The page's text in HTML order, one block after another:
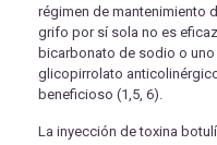
régimen de mantenimiento
grifo por sí sola no es
bicarbonato de sodio o
glicopirrolato
beneficioso (1,5, 6).
La inyección de toxina